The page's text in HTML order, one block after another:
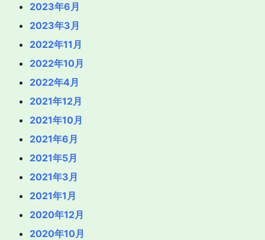
2023年6月
2023年3月
2022年11月
2022年10月
2022年4月
2021年12月
2021年10月
2021年6月
2021年5月
2021年3月
2021年1月
2020年12月
2020年10月